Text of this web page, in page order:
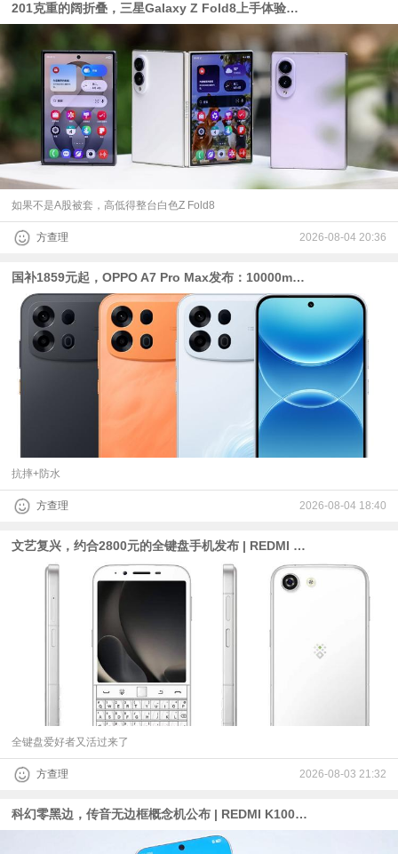
201克重的阔折叠，三星Galaxy Z Fold8上手体验：圆角当道时代的方正异类
如果不是A股被套，高低得整台白色Z Fold8
方查理 2026-08-04 20:36
国补1859元起，OPPO A7 Pro Max发布：10000mAh电池的骁龙4 Gen 5
抗摔+防水
方查理 2026-08-04 18:40
文艺复兴，约合2800元的全键盘手机发布 | REDMI K100 Pro系列首发M11基材，仍有1.5K超级像素
全键盘爱好者又活过来了
方查理 2026-08-03 21:32
科幻零黑边，传音无边框概念机公布 | REDMI K100 Pro Max定档+赤霞珠红真机